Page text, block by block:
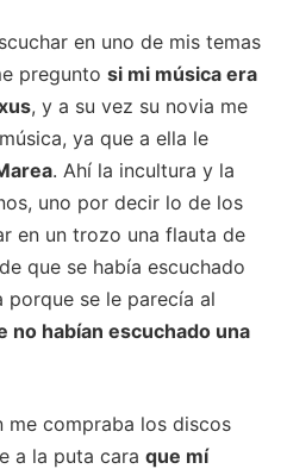
en uno de mis temas
pregunto si mi música era
, y a su vez su novia me
ya que a ella le
. Ahí la incultura y la
uno por decir lo de los
en un trozo una flauta de
que se había escuchado
se le parecía al
no habían escuchado una
me compraba los discos
a la puta cara que mí